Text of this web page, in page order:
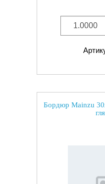
Бордюр Mainzu